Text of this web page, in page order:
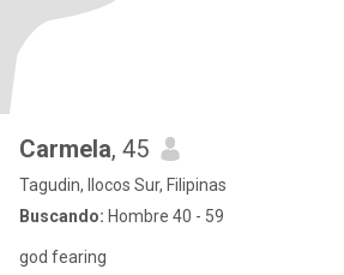
Carmela, 45
Tagudin, Ilocos Sur, Filipinas
Buscando: Hombre 40 - 59
god fearing